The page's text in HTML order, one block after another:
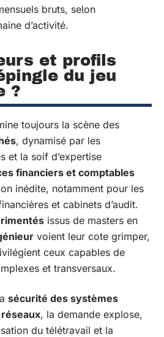
bruts, selon
d’activité.
et profils
du jeu
?
toujours la scène des
, dynamisé par les
et la soif d’expertise
financiers et comptables
inédite, notamment pour les
et cabinets d’audit.
issus de masters en
voient leur cote grimper,
ceux capables de
et transversaux.
sécurité des systèmes
réseaux, la demande explose,
du télétravail et la